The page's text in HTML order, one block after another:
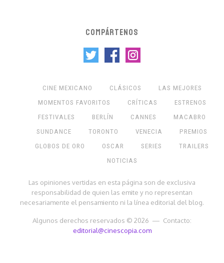
COMPÁRTENOS
CINE MEXICANO CLÁSICOS
LAS MEJORES
MOMENTOS FAVORITOS
CRÍTICAS
ESTRENOS
FESTIVALES
BERLÍN CANNES
MACABRO
SUNDANCE
TORONTO VENECIA
PREMIOS
GLOBOS DE ORO
OSCAR SERIES
TRAILERS
NOTICIAS
Las opiniones vertidas en esta página son de exclusiva
responsabilidad de quien las emite y no representan
necesariamente el pensamiento ni la línea editorial del blog.
Algunos derechos reservados © 2026 — Contacto:
editorial@cinescopia.com